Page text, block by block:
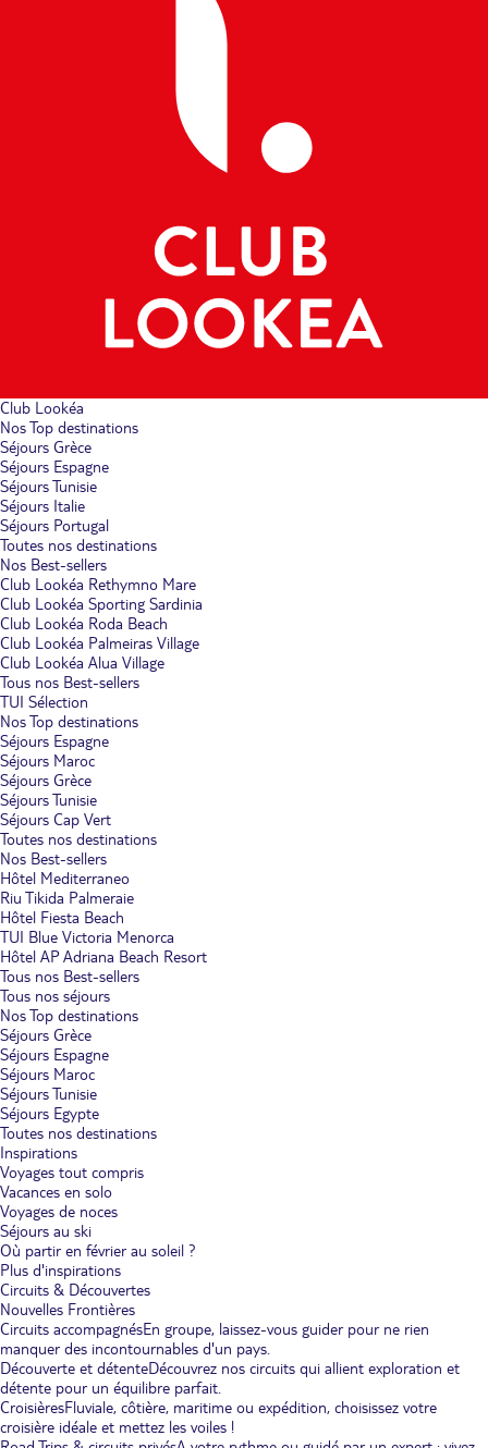
Club Lookéa
Nos Top destinations
Séjours Grèce
Séjours Espagne
Séjours Tunisie
Séjours Italie
Séjours Portugal
Toutes nos destinations
Nos Best-sellers
Club Lookéa Rethymno Mare
Club Lookéa Sporting Sardinia
Club Lookéa Roda Beach
Club Lookéa Palmeiras Village
Club Lookéa Alua Village
Tous nos Best-sellers
TUI Sélection
Nos Top destinations
Séjours Espagne
Séjours Maroc
Séjours Grèce
Séjours Tunisie
Séjours Cap Vert
Toutes nos destinations
Nos Best-sellers
Hôtel Mediterraneo
Riu Tikida Palmeraie
Hôtel Fiesta Beach
TUI Blue Victoria Menorca
Hôtel AP Adriana Beach Resort
Tous nos Best-sellers
Tous nos séjours
Nos Top destinations
Séjours Grèce
Séjours Espagne
Séjours Maroc
Séjours Tunisie
Séjours Egypte
Toutes nos destinations
Inspirations
Voyages tout compris
Vacances en solo
Voyages de noces
Séjours au ski
Où partir en février au soleil ?
Plus d'inspirations
Circuits & Découvertes
Nouvelles Frontières
Circuits accompagnésEn groupe, laissez-vous guider pour ne rien
manquer des incontournables d'un pays.
Découverte et détenteDécouvrez nos circuits qui allient exploration et
détente pour un équilibre parfait.
CroisièresFluviale, côtière, maritime ou expédition, choisissez votre
croisière idéale et mettez les voiles !